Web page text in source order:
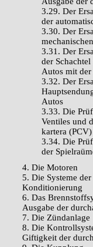
3.29. Der
der
3.30. Der
3.31. Der
der
Autos mit der
3.32. Der
Autos
3.33. Die
Ventiles und
kartera (PCV)
3.34. Die
der
4. Die Motoren
5. Die Systeme
Konditionierung
6. Das
Ausgabe der
7. Die Zündanlage
8. Die
Giftigkeit der